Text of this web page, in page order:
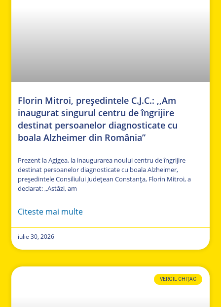
Florin Mitroi, președintele C.J.C.: ,,Am
inaugurat singurul centru de îngrijire
destinat persoanelor diagnosticate cu
boala Alzheimer din România”
Prezent la Agigea, la inaugurarea noului centru de îngrijire
destinat persoanelor diagnosticate cu boala Alzheimer,
președintele Consiliului Județean Constanța, Florin Mitroi, a
declarat: ,,Astăzi, am
Citeste mai multe
iulie 30, 2026
VERGIL CHIȚAC